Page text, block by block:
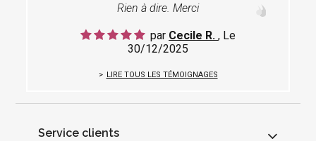
Rien à dire. Merci
par Cecile R. , Le
30/12/2025
LIRE TOUS LES TÉMOIGNAGES
Service clients